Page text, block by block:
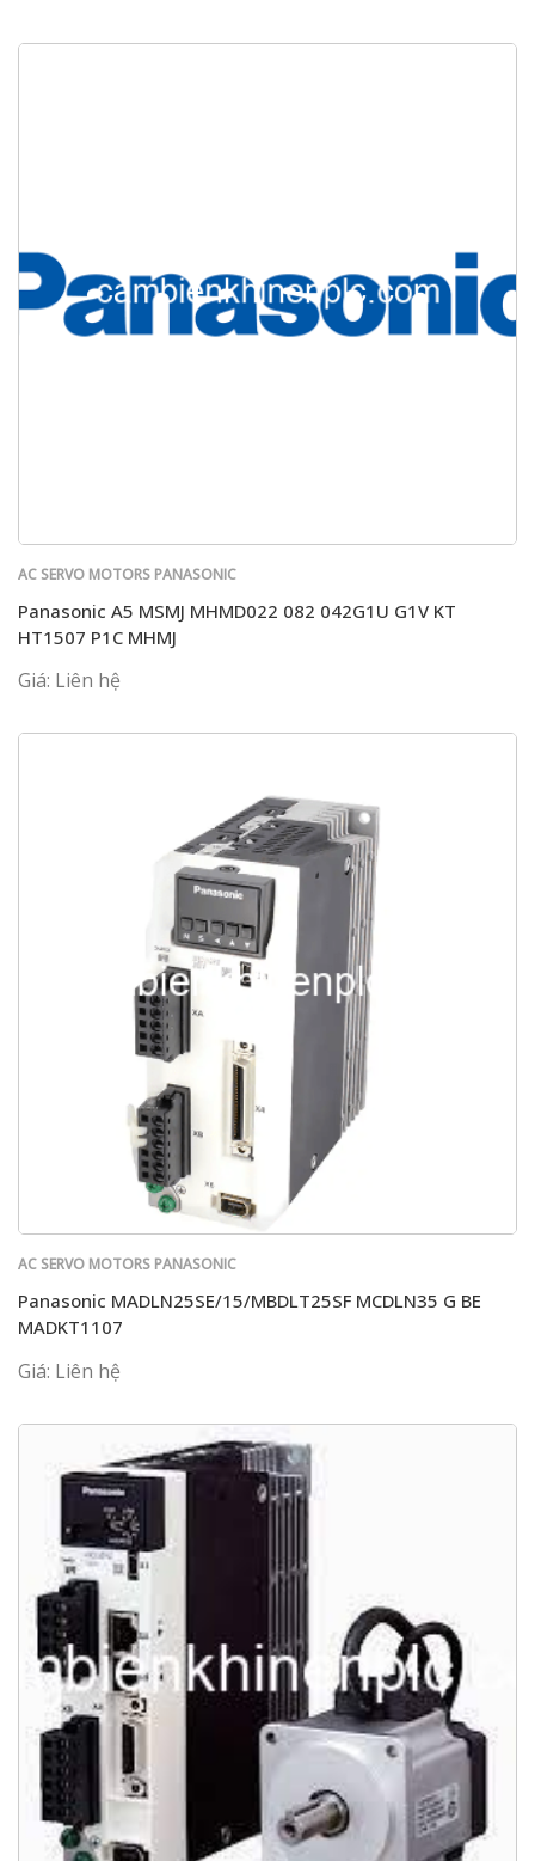
AC SERVO MOTORS PANASONIC
Panasonic A5 MSMJ MHMD022 082 042G1U G1V KT
HT1507 P1C MHMJ
Giá: Liên hệ
AC SERVO MOTORS PANASONIC
Panasonic MADLN25SE/15/MBDLT25SF MCDLN35 G BE
MADKT1107
Giá: Liên hệ